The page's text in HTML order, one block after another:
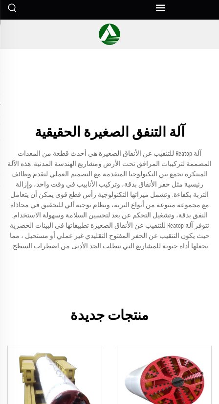
آلة التنفق الصغيرة الحقيقية
آلة Reatop للتنقيب عن الأنفاق الصغيرة هي أحدث قطعة من المعدات
المصممة لتركيبات المرافق تحت الأرض ومشاريع الهندسة المدنية. هذه الآلة
المبتكرة تجمع بين التكنولوجيا المتقدمة مع التصميم العملي لتقدم وظائف
رئيسية مثل حفر الأنفاق بدقة، وتركيب الأنابيب في وقت واحد، وإزالة
التربة بكفاءة. وتشمل ميزاتها التكنولوجية رأس قطع قوي يمكن أن يتعامل
مع مجموعة متنوعة من أنواع التربة، ونظام توجيه آلي للتحقيق في محاذاة
النفق بدقة، وتشغيل التحكم عن بعد لتحسين السلامة وسهولة الاستخدام.
تتوفر آلة Reatop للتنقيب عن الأنفاق الصغيرة تطبيقاتها في البيئات الحضرية
حيث يكون التنقيب عن الحفر المفتوح التقليدي غير عملي أو مستحيل ، مما
يجعلها أداة حيوية للمشاريع التي تتطلب الحد الأدنى من اضطراب السطح.
منتجات جديدة